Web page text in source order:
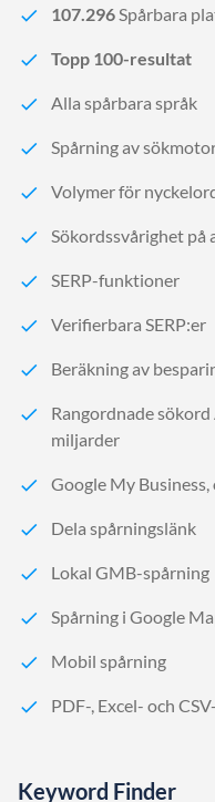
107.296Spårbara
Topp 100-resultat
Alla spårbara språk
Spårning av
Volymer för
Sökordssvårighet på
SERP-funktioner
Verifierbara SERP:er
Beräkning av
Rangordnade
miljarder
Google My
Dela spårningslänk
Lokal GMB-spårning
Spårning i Google
Mobil spårning
PDF-, Excel- och
Keyword Finder